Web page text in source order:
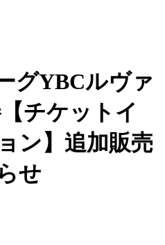
グYBCルヴァ
チケットイ
ン】追加販売
せ